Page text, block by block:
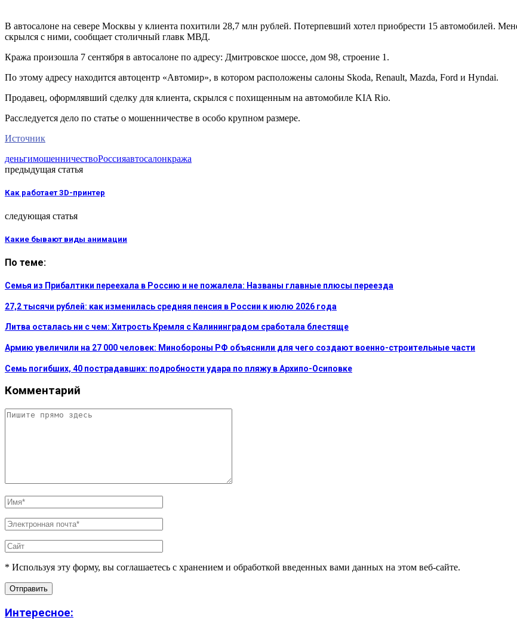
В автосалоне на севере Москвы у клиента похитили 28,7 млн рублей. Потерпевший хотел приобрести 15 автомобилей.
скрылся с ними, сообщает столичный главк МВД.
Кража произошла 7 сентября в автосалоне по адресу: Дмитровское шоссе, дом 98, строение 1.
По этому адресу находится автоцентр «Автомир», в котором расположены салоны Skoda, Renault, Mazda, Ford и Hyndai.
Продавец, оформлявший сделку для клиента, скрылся с похищенным на автомобиле KIA Rio.
Расследуется дело по статье о мошенничестве в особо крупном размере.
Источник
деньгимошенничествоРоссияавтосалонкража
предыдущая статья
Как работает 3D-принтер
следующая статья
Какие бывают виды анимации
По теме:
Семья из Прибалтики переехала в Россию и не пожалела: Названы главные плюсы переезда
27,2 тысячи рублей: как изменилась средняя пенсия в России к июлю 2026 года
Литва осталась ни с чем: Хитрость Кремля с Калининградом сработала блестяще
Армию увеличили на 27 000 человек: Минобороны РФ объяснили для чего создают военно-строительные части
Семь погибших, 40 пострадавших: подробности удара по пляжу в Архипо-Осиповке
Комментарий
* Используя эту форму, вы соглашаетесь с хранением и обработкой введенных вами данных на этом веб-сайте.
Интересное: